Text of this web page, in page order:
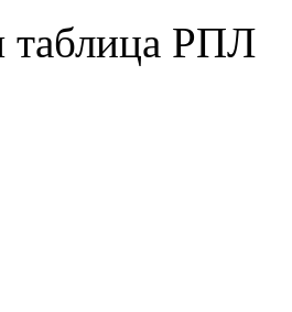
таблица РПЛ